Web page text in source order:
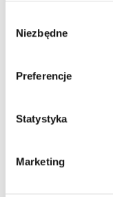
zgody
Niezbędne
Preferencje
Statystyka
Marketing
Numer telefonu:
Województwo: